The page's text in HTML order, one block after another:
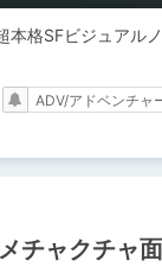
本格SFビジュアル
ADV/アドベンチャ
チャクチャ